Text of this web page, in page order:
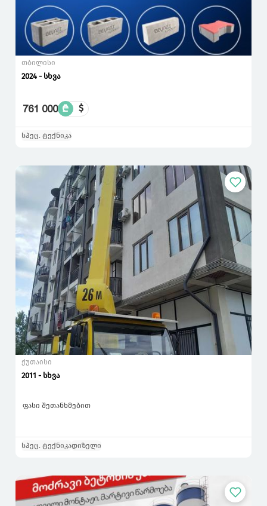
თბილისი
2024 - სხვა
761 000 ₾ $
სპეც. ტექნიკა
ქუთაისი
2011 - სხვა
ფასი შეთანხმებით
სპეც. ტექნიკადიზელი